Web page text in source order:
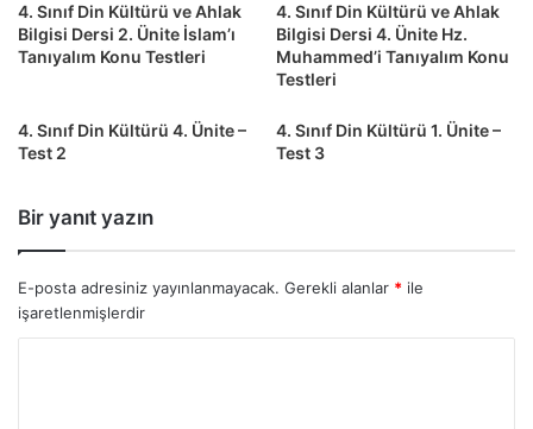
4. Sınıf Din Kültürü ve Ahlak
Bilgisi Dersi 2. Ünite İslam’ı
Tanıyalım Konu Testleri
4. Sınıf Din Kültürü ve Ahlak
Bilgisi Dersi 4. Ünite Hz.
Muhammed’i Tanıyalım Konu
Testleri
4. Sınıf Din Kültürü 4. Ünite –
Test 2
4. Sınıf Din Kültürü 1. Ünite –
Test 3
Bir yanıt yazın
E-posta adresiniz yayınlanmayacak. Gerekli alanlar * ile
işaretlenmişlerdir